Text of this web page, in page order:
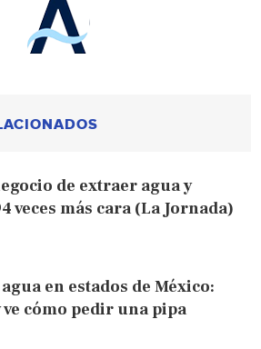
de extraer agua y
veces más cara (La Jornada)
en estados de México:
ve cómo pedir una pipa